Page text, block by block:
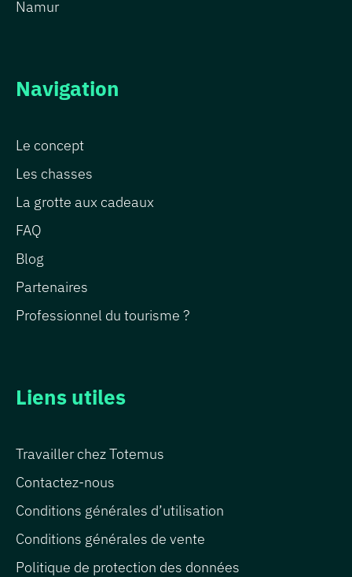
Navigation
Le concept
Les chasses
La grotte aux cadeaux
FAQ
Blog
Partenaires
Professionnel du tourisme ?
Namur
Liens utiles
Travailler chez Totemus
Contactez-nous
Conditions générales d’utilisation
Conditions générales de vente
Politique de protection des données